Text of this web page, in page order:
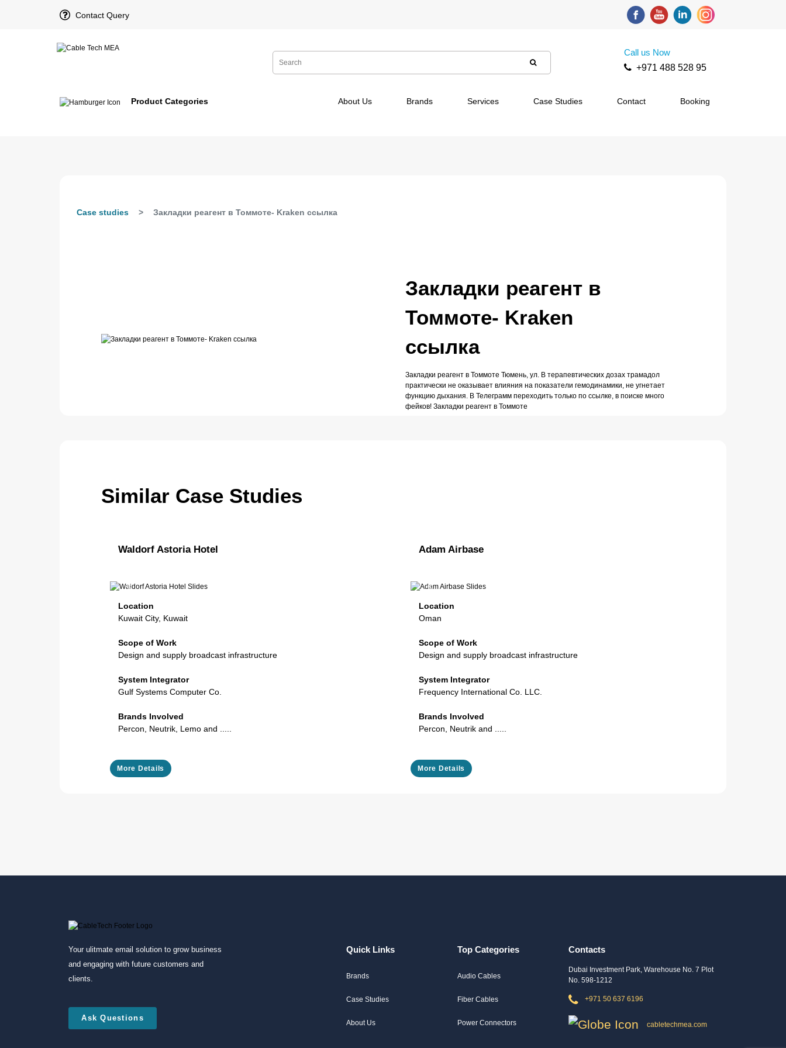
Contact Query
Call us Now
+971 488 528 95
Product Categories About Us Brands Services Case Studies Contact Booking
Case studies Закладки реагент в Томмоте- Kraken ссылка
Закладки реагент в
Томмоте- Kraken
ссылка
Закладки реагент в Томмоте Тюмень, ул. В терапевтических дозах трамадол
практически не оказывает влияния на показатели гемодинамики, не угнетает
функцию дыхания. В Телеграмм переходить только по ссылке, в поиске много
фейков! Закладки реагент в Томмоте
Similar Case Studies
Waldorf Astoria Hotel
Previous
Location
Kuwait City, Kuwait
Scope of Work
Design and supply broadcast infrastructure
System Integrator
Gulf Systems Computer Co.
Brands Involved
Percon, Neutrik, Lemo and .....
More Details
Adam Airbase
Previous
Location
Oman
Scope of Work
Design and supply broadcast infrastructure
System Integrator
Frequency International Co. LLC.
Brands Involved
Percon, Neutrik and .....
More Details
Your ulitmate email solution to grow business
and engaging with future customers and
clients.
Ask Questions
Quick Links
Brands
Case Studies
About Us
Top Categories
Audio Cables
Fiber Cables
Power Connectors
Contacts
Dubai Investment Park, Warehouse No. 7 Plot
No. 598-1212
+971 50 637 6196
cabletechmea.com